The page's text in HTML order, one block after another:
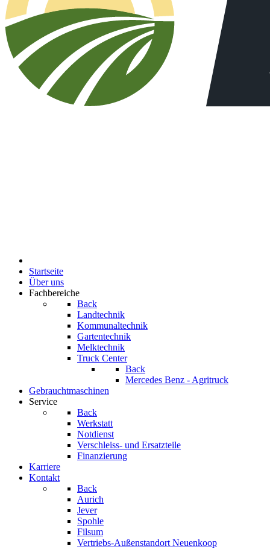
Startseite
Über uns
Fachbereiche
Back
Landtechnik
Kommunaltechnik
Gartentechnik
Melktechnik
Truck Center
Back
Mercedes Benz - Agritruck
Gebrauchtmaschinen
Service
Back
Werkstatt
Notdienst
Verschleiss- und Ersatzteile
Finanzierung
Karriere
Kontakt
Back
Aurich
Jever
Spohle
Filsum
Vertriebs-Außenstandort Neuenkoop